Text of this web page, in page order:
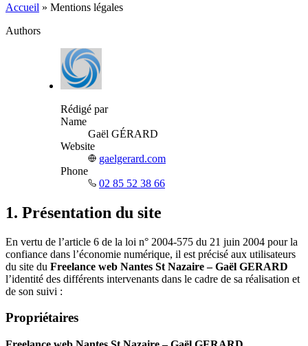
Accueil » Mentions légales
Authors
Rédigé par
Name
Gaël GÉRARD
Website
gaelgerard.com
Phone
02 85 52 38 66
1. Présentation du site
En vertu de l’article 6 de la loi n° 2004-575 du 21 juin 2004 pour la
confiance dans l’économie numérique, il est précisé aux utilisateurs
du site du Freelance web Nantes St Nazaire – Gaël GERARD
l’identité des différents intervenants dans le cadre de sa réalisation et
de son suivi :
Propriétaires